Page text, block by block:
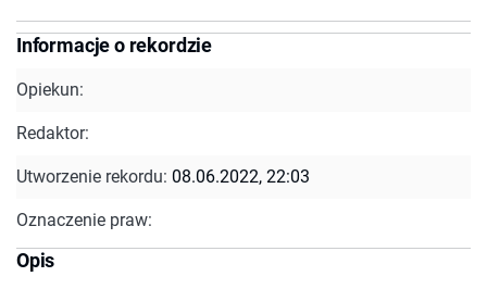
Informacje o rekordzie
Opiekun:
Redaktor:
Utworzenie rekordu: 08.06.2022, 22:03
Oznaczenie praw:
Opis